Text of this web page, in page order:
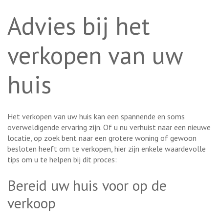
Advies bij het
verkopen van uw
huis
Het verkopen van uw huis kan een spannende en soms
overweldigende ervaring zijn. Of u nu verhuist naar een nieuwe
locatie, op zoek bent naar een grotere woning of gewoon
besloten heeft om te verkopen, hier zijn enkele waardevolle
tips om u te helpen bij dit proces:
Bereid uw huis voor op de
verkoop